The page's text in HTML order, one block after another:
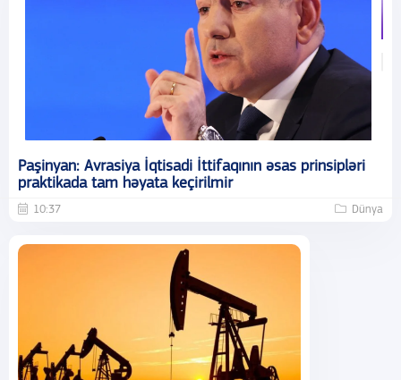
Paşinyan: Avrasiya İqtisadi İttifaqının əsas prinsipləri
praktikada tam həyata keçirilmir
10:37 Dünya